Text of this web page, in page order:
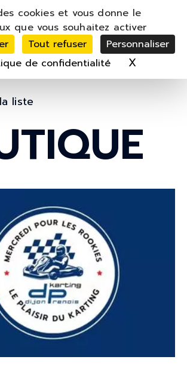
PANIER 0
liste
des cookies
cookies et vous donne le
que vous souhaitez activer
Tout refuser
Personnaliser
de confidentialité
X